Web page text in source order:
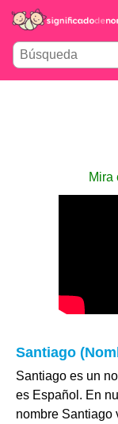
Mira
Santiago
Santiago es un
es Español. En
nombre Santiago